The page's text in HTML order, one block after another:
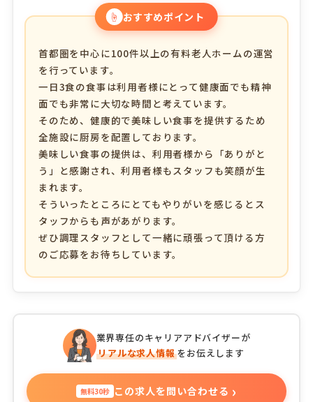
☝ おすすめポイント
首都圏を中心に100件以上の有料老人ホームの運営
を行っています。
一日3食の食事は利用者様にとって健康面でも精神
面でも非常に大切な時間と考えています。
そのため、健康的で美味しい食事を提供するため
全施設に厨房を配置しております。
美味しい食事の提供は、利用者様から「ありがと
う」と感謝され、利用者様もスタッフも笑顔が生
まれます。
そういったところにとてもやりがいを感じるとス
タッフからも声があがります。
ぜひ調理スタッフとして一緒に頑張って頂ける方
のご応募をお待ちしています。
業界専任のキャリアアドバイザーが
リアルな求人情報をお伝えします
無料30秒 この求人を問い合わせる ›